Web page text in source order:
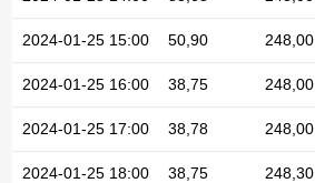
2024-01-25 15:00 50,90 248,00
2024-01-25 16:00 38,75 248,00
2024-01-25 17:00 38,78 248,00
2024-01-25 18:00 38,75 248,30